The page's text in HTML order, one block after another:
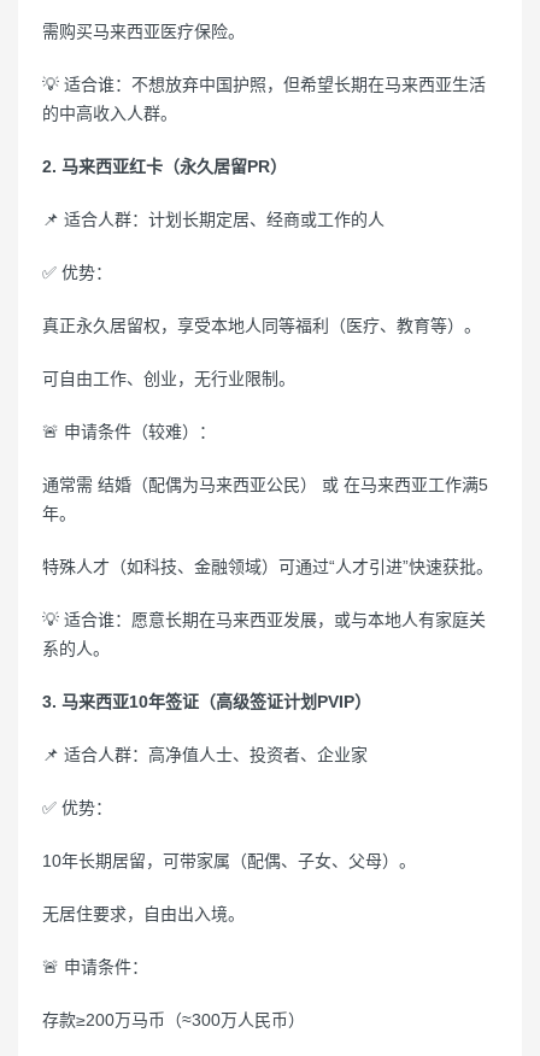
需购买马来西亚医疗保险。
💡 适合谁：不想放弃中国护照，但希望长期在马来西亚生活
的中高收入人群。
2. 马来西亚红卡（永久居留PR）
📌 适合人群：计划长期定居、经商或工作的人
✅ 优势：
真正永久居留权，享受本地人同等福利（医疗、教育等）。
可自由工作、创业，无行业限制。
🚨 申请条件（较难）：
通常需 结婚（配偶为马来西亚公民） 或 在马来西亚工作满5
年。
特殊人才（如科技、金融领域）可通过“人才引进”快速获批。
💡 适合谁：愿意长期在马来西亚发展，或与本地人有家庭关
系的人。
3. 马来西亚10年签证（高级签证计划PVIP）
📌 适合人群：高净值人士、投资者、企业家
✅ 优势：
10年长期居留，可带家属（配偶、子女、父母）。
无居住要求，自由出入境。
🚨 申请条件：
存款≥200万马币（≈300万人民币）